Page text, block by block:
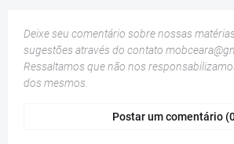
Deixe seu comentário sobre nossas
sugestões através do contato
Ressaltamos que não nos
dos mesmos.
Postar um comentário